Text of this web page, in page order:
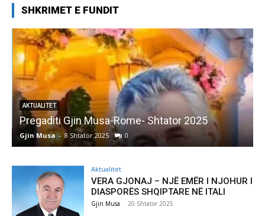
SHKRIMET E FUNDIT
AKTUALITET
Pregaditi Gjin Musa-Rome- Shtator 2025
Gjin Musa - 8 Shtator 2025 0
Aktualitet
VERA GJONAJ – NJË EMËR I NJOHUR I
DIASPORËS SHQIPTARE NË ITALI
Gjin Musa - 20 Shtator 2025